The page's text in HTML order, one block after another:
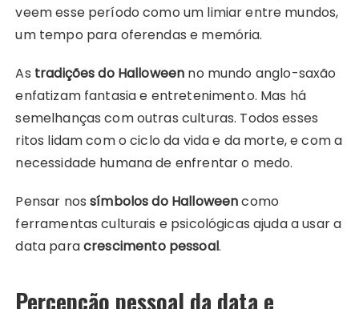
veem esse período como um limiar entre mundos,
um tempo para oferendas e memória.
As tradições do Halloween no mundo anglo-saxão
enfatizam fantasia e entretenimento. Mas há
semelhanças com outras culturas. Todos esses
ritos lidam com o ciclo da vida e da morte, e com a
necessidade humana de enfrentar o medo.
Pensar nossímbolos do Halloweencomo
ferramentas culturais e psicológicas ajuda a usar a
data paracrescimento pessoal.
Percepção pessoal da data e